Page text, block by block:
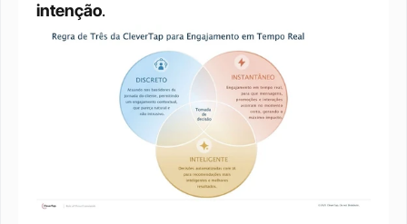
intenção.